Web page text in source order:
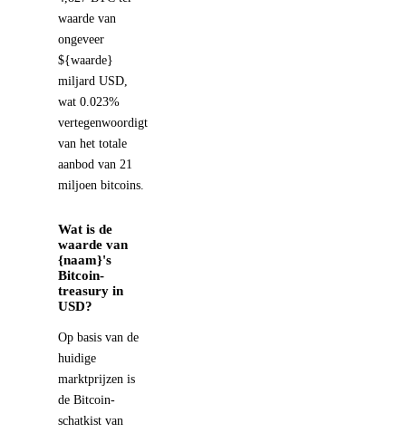
waarde van
ongeveer
${waarde}
miljard USD,
wat 0.023%
vertegenwoordigt
van het totale
aanbod van 21
miljoen bitcoins.
Wat is de
waarde van
{naam}'s
Bitcoin-
treasury in
USD?
Op basis van de
huidige
marktprijzen is
de Bitcoin-
schatkist van